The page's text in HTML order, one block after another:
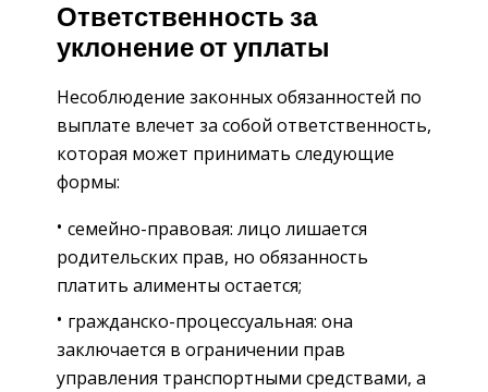
Ответственность за
уклонение от уплаты
Несоблюдение законных обязанностей по
выплате влечет за собой ответственность,
которая может принимать следующие
формы:
семейно-правовая: лицо лишается
родительских прав, но обязанность
платить алименты остается;
гражданско-процессуальная: она
заключается в ограничении прав
управления транспортными средствами, а